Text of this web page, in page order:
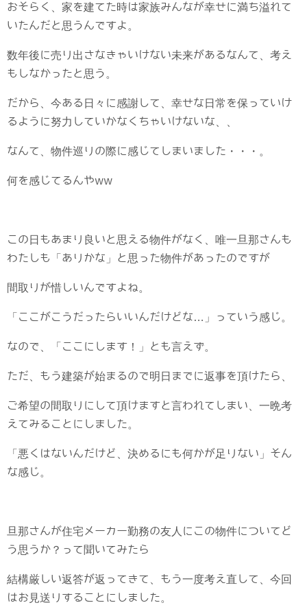
おそらく、家を建てた時は家族みんなが幸せに満ち溢れて
いたんだと思うんですよ。
数年後に売り出さなきゃいけない未来があるなんて、考え
もしなかったと思う。
だから、今ある日々に感謝して、幸せな日常を保っていけ
るように努力していかなくちゃいけないな、、
なんて、物件巡りの際に感じてしまいました・・・。
何を感じてるんやww
この日もあまり良いと思える物件がなく、唯一旦那さんも
わたしも「ありかな」と思った物件があったのですが
間取りが惜しいんですよね。
「ここがこうだったらいいんだけどな…」っていう感じ。
なので、「ここにします！」とも言えず。
ただ、もう建築が始まるので明日までに返事を頂けたら、
ご希望の間取りにして頂けますと言われてしまい、一晩考
えてみることにしました。
「悪くはないんだけど、決めるにも何かが足りない」そん
な感じ。
旦那さんが住宅メーカー勤務の友人にこの物件についてど
う思うか？って聞いてみたら
結構厳しい返答が返ってきて、もう一度考え直して、今回
はお見送りすることにしました。